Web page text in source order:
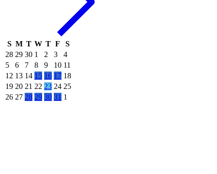
S M T W T F
S
28 29 30 1 2 3
4
5
6 7 8 9 10 11
12 13 14 15 16 17 18
19 20 21 22 23 24 25
26 27 28 29 30 31 1